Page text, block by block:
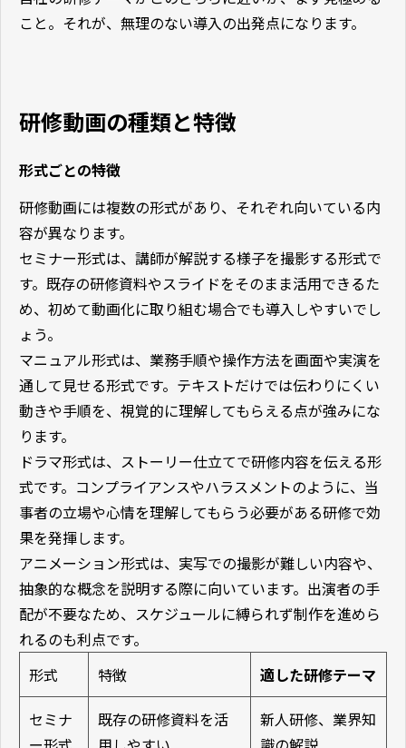
こと。それが、無理のない導入の出発点になります。
研修動画の種類と特徴
形式ごとの特徴
研修動画には複数の形式があり、それぞれ向いている内
容が異なります。
セミナー形式は、講師が解説する様子を撮影する形式で
す。既存の研修資料やスライドをそのまま活用できるた
め、初めて動画化に取り組む場合でも導入しやすいでし
ょう。
マニュアル形式は、業務手順や操作方法を画面や実演を
通して見せる形式です。テキストだけでは伝わりにくい
動きや手順を、視覚的に理解してもらえる点が強みにな
ります。
ドラマ形式は、ストーリー仕立てで研修内容を伝える形
式です。コンプライアンスやハラスメントのように、当
事者の立場や心情を理解してもらう必要がある研修で効
果を発揮します。
アニメーション形式は、実写での撮影が難しい内容や、
抽象的な概念を説明する際に向いています。出演者の手
配が不要なため、スケジュールに縛られず制作を進めら
れるのも利点です。
形式
特徴 適した研修テーマ
セミナ
既存の研修資料を活
新人研修、業界知